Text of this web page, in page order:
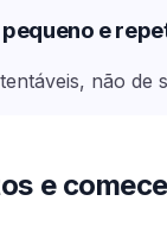
e
não de
e